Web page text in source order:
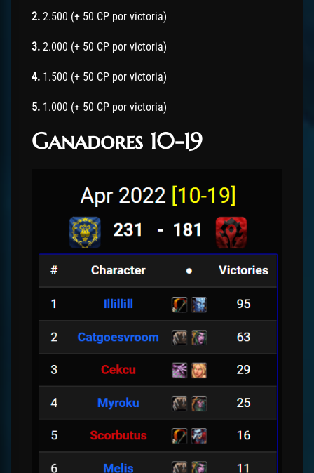
2. 2.500 (+ 50 CP por victoria)
3. 2.000 (+ 50 CP por victoria)
4. 1.500 (+ 50 CP por victoria)
5. 1.000 (+ 50 CP por victoria)
Ganadores 10-19